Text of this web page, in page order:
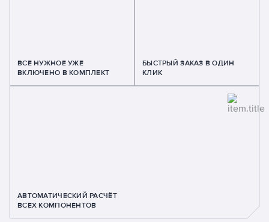
ВСЕ НУЖНОЕ УЖЕ
ВКЛЮЧЕНО В КОМПЛЕКТ
БЫСТРЫЙ ЗАКАЗ В ОДИН
КЛИК
АВТОМАТИЧЕСКИЙ РАСЧЁТ
ВСЕХ КОМПОНЕНТОВ